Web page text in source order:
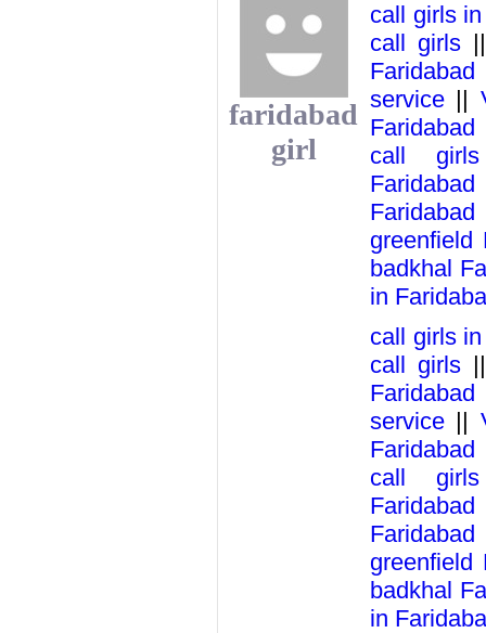
faridabad
girl
call girls
call girls
Faridabad
service ||
Faridabad
call
Faridabad
Faridabad
greenfield
badkhal
in
call girls
call girls
Faridabad
service ||
Faridabad
call
Faridabad
Faridabad
greenfield
badkhal
in